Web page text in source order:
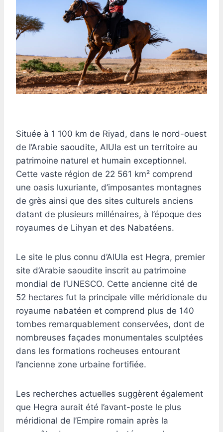
Située à 1 100 km de Riyad, dans le nord-ouest
de l’Arabie saoudite, AlUla est un territoire au
patrimoine naturel et humain exceptionnel.
Cette vaste région de 22 561 km² comprend
une oasis luxuriante, d’imposantes montagnes
de grès ainsi que des sites culturels anciens
datant de plusieurs millénaires, à l’époque des
royaumes de Lihyan et des Nabatéens.
Le site le plus connu d’AlUla est Hegra, premier
site d’Arabie saoudite inscrit au patrimoine
mondial de l’UNESCO. Cette ancienne cité de
52 hectares fut la principale ville méridionale du
royaume nabatéen et comprend plus de 140
tombes remarquablement conservées, dont de
nombreuses façades monumentales sculptées
dans les formations rocheuses entourant
l’ancienne zone urbaine fortifiée.
Les recherches actuelles suggèrent également
que Hegra aurait été l’avant-poste le plus
méridional de l’Empire romain après la